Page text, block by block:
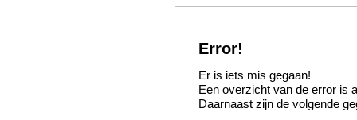
Error!
Er is iets mis gegaan!
Een overzicht van de error is
Daarnaast zijn de volgende